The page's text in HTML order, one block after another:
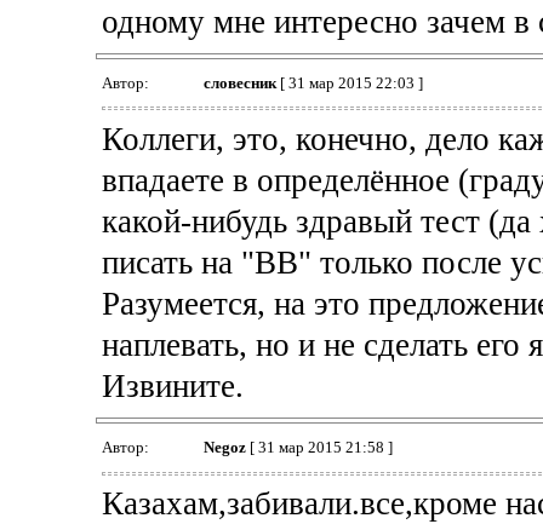
одному мне интересно зачем
Автор: словесник[ 31 мар 2015 22:03 ]
Коллеги, это, конечно, дело
впадаете в определённое
какой-нибудь здравый тест
писать на "ВВ" только после
Разумеется, на это
наплевать, но и не сделать его
Извините.
Автор: Negoz[ 31 мар 2015 21:58 ]
Казахам,забивали.все,кроме